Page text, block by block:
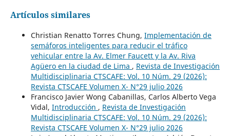
Artículos similares
Christian Renatto Torres Chung, Implementación de
semáforos inteligentes para reducir el tráfico
vehicular entre la Av. Elmer Faucett y la Av. Riva
Agüero en la ciudad de Lima , Revista de Investigación
Multidisciplinaria CTSCAFE: Vol. 10 Núm. 29 (2026):
Revista CTSCAFE Volumen X- N°29 julio 2026
Francisco Javier Wong Cabanillas, Carlos Alberto Vega
Vidal, Introducción , Revista de Investigación
Multidisciplinaria CTSCAFE: Vol. 10 Núm. 29 (2026):
Revista CTSCAFE Volumen X- N°29 julio 2026